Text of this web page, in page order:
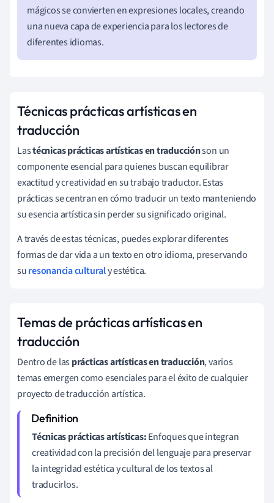
mágicos se convierten en expresiones locales, creando
una nueva capa de experiencia para los lectores de
diferentes idiomas.
Técnicas prácticas artísticas en
traducción
Lastécnicas prácticas artísticas en traducciónson un
componente esencial para quienes buscan equilibrar
exactitud y creatividad en su trabajo traductor. Estas
prácticas se centran en cómo traducir un texto manteniendo
su esencia artística sin perder su significado original.
A través de estas técnicas, puedes explorar diferentes
formas de dar vida a un texto en otro idioma, preservando
suresonancia culturaly estética.
Temas de prácticas artísticas en
traducción
Dentro de lasprácticas artísticas en traducción, varios
temas emergen como esenciales para el éxito de cualquier
proyecto de traducción artística.
Técnicas prácticas artísticas:Enfoques que integran
creatividad con la precisión del lenguaje para preservar
la integridad estética y cultural de los textos al
traducirlos.